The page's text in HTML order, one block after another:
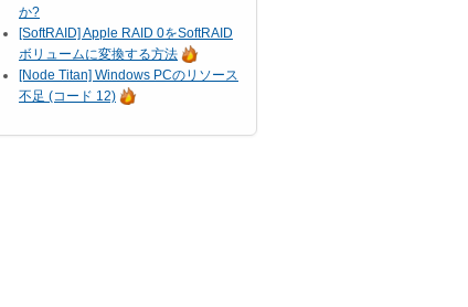
か?
[SoftRAID] Apple RAID 0をSoftRAID
ボリュームに変換する方法
[Node Titan] Windows PCのリソース
不足 (コード 12)